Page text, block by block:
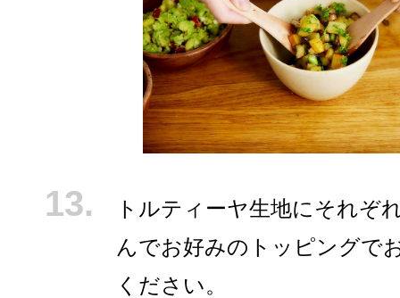
トルティーヤ生地にそれぞ
んでお好みのトッピングで
ください。